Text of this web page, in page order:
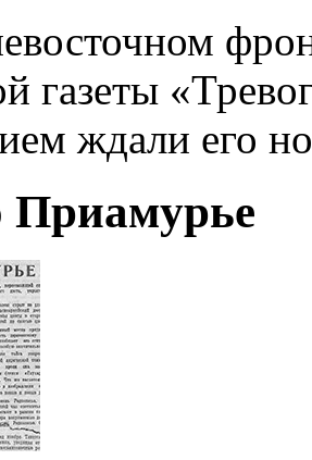
газеты
ждали его
Приамурье